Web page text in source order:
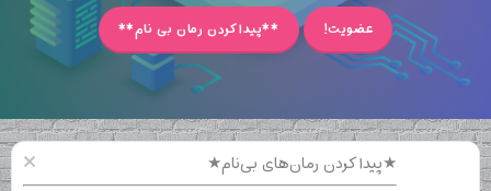
عضویت! **پیدا کردن رمان بی نام**
★پیدا کردن رمان‌های بی‌نام★